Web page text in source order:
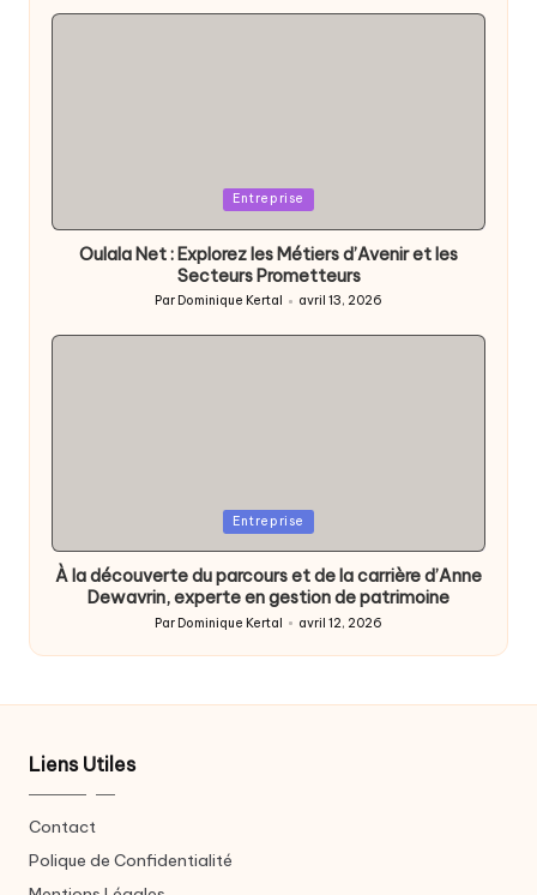
by
Entreprise
Oulala Net : Explorez les Métiers d’Avenir et les
Secteurs Prometteurs
Posted
by
Par Dominique Kertal avril 13, 2026
Entreprise
À la découverte du parcours et de la carrière d’Anne
Dewavrin, experte en gestion de patrimoine
Posted
by
Par Dominique Kertal avril 12, 2026
Liens Utiles
Contact
Polique de Confidentialité